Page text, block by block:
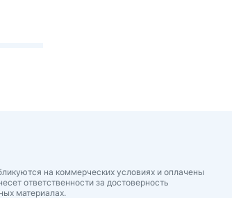
на коммерческих условиях и оплачены
ответственности за достоверность
материалах.